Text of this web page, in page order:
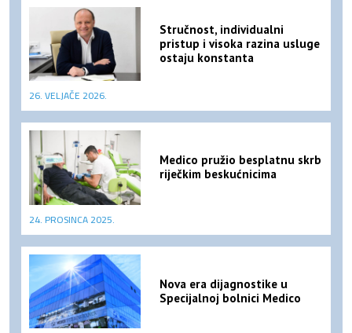
Stručnost, individualni
pristup i visoka razina usluge
ostaju konstanta
26. VELJAČE 2026.
Medico pružio besplatnu skrb
riječkim beskućnicima
24. PROSINCA 2025.
Nova era dijagnostike u
Specijalnoj bolnici Medico